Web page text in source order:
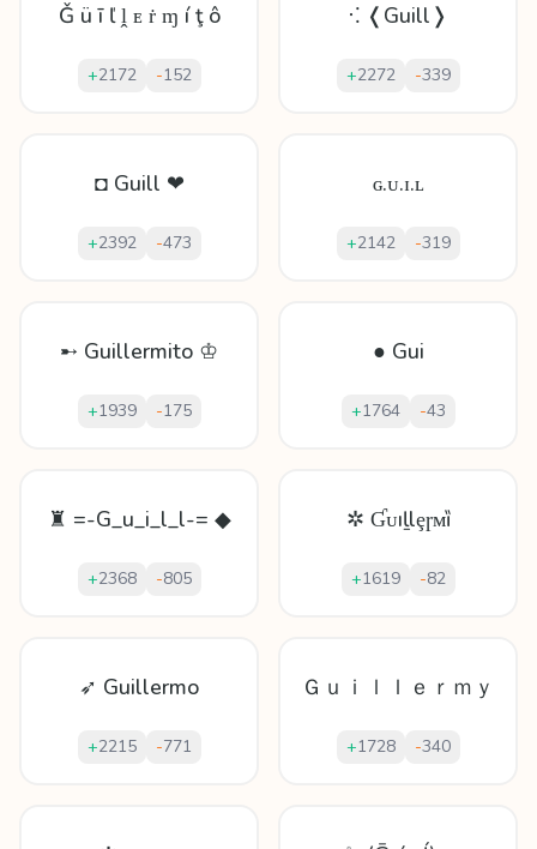
Ǧ ü ī ľ ḽ ᴇ ṙ ɱ í ţ ô
+2172 -152
⁖ ❬Guill❭
+2272 -339
◘ Guill ❤
+2392 -473
ɢ.ᴜ.ɪ.ʟ
+2142 -319
➸ Guillermito ♔
+1939 -175
● Gui
+1764 -43
♜ =-G_u_i_l_l-= ◆
+2368 -805
✲ Ɠᴜıḻlȩɼᴍȉ
+1619 -82
➶ Guillermo
+2215 -771
Ｇｕｉｌｌｅｒｍｙ
+1728 -340